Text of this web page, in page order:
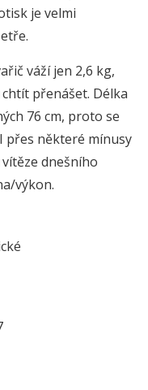
je velmi
váží jen 2,6 kg,
přenášet. Délka
76 cm, proto se
přes některé mínusy
dnešního
výkon.